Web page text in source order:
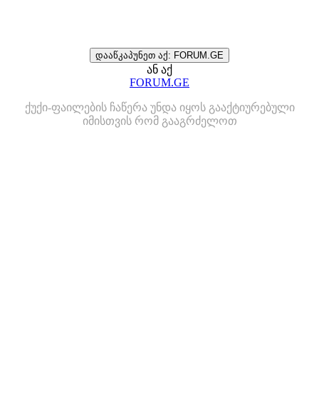
დააწკაპუნეთ აქ: FORUM.GE
ან აქ
FORUM.GE
ქუქი-ფაილების ჩაწერა უნდა იყოს გააქტიურებული
იმისთვის რომ გააგრძელოთ